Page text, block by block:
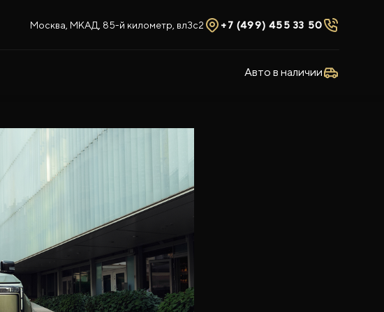
Москва, МКАД, 85-й километр, вл3с2 +7 (499) 455 33 50
Авто в наличии